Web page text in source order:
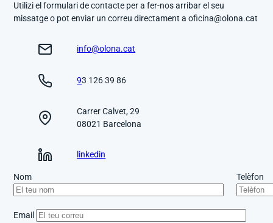
Utilizi el formulari de contacte per a fer-nos arribar el seu
missatge o pot enviar un correu directament a oficina@olona.cat
info@olona.cat
93 126 39 86
Carrer Calvet, 29
08021 Barcelona
linkedin
Nom Telèfon
Email